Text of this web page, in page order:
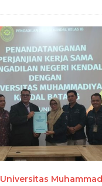
Universitas